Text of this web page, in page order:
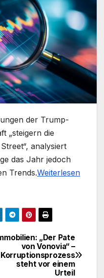
der Trump-
„steigern die
analysiert
das Jahr jedoch
Trends.​Weiterlesen
„Der Pate
von Vonovia“ –
Korruptionsprozess
steht vor einem
Urteil